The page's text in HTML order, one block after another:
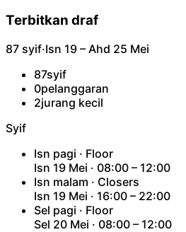
Terbitkan draf
87 syif·Isn 19 – Ahd 25 Mei
87syif
0pelanggaran
2jurang kecil
Syif
Isn pagi · Floor
Isn 19 Mei · 08:00 – 12:00
Isn malam · Closers
Isn 19 Mei · 16:00 – 22:00
Sel pagi · Floor
Sel 20 Mei · 08:00 – 12:00